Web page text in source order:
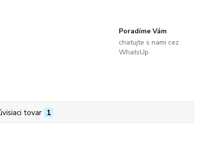
Poradíme Vám
chatujte s nami cez
WhatsUp
tovar 1